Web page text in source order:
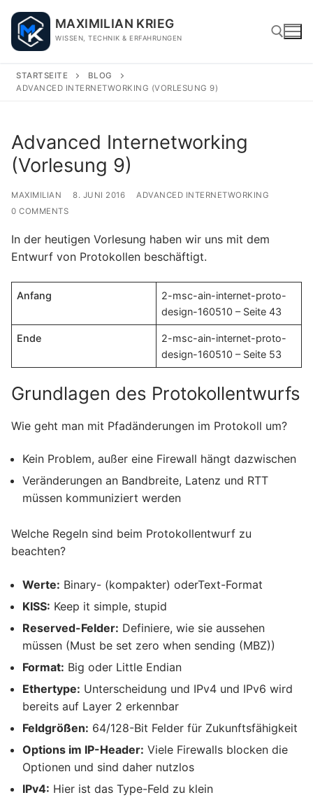
content
MAXIMILIAN KRIEG
WISSEN, TECHNIK & ERFAHRUNGEN
Search for:
STARTSEITE
BLOG
ADVANCED INTERNETWORKING (VORLESUNG 9)
Advanced Internetworking
(Vorlesung 9)
MAXIMILIAN 8. JUNI 2016
ADVANCED INTERNETWORKING
0 COMMENTS
In der heutigen Vorlesung haben wir uns mit dem
Entwurf von Protokollen beschäftigt.
Anfang
2-msc-ain-internet-proto-
design-160510 – Seite 43
Ende
2-msc-ain-internet-proto-
design-160510 – Seite 53
Grundlagen des Protokollentwurfs
Wie geht man mit Pfadänderungen im Protokoll um?
Kein Problem, außer eine Firewall hängt dazwischen
Veränderungen an Bandbreite, Latenz und RTT
müssen kommuniziert werden
Welche Regeln sind beim Protokollentwurf zu
beachten?
Werte: Binary- (kompakter) oderText-Format
KISS: Keep it simple, stupid
Reserved-Felder: Definiere, wie sie aussehen
müssen (Must be set zero when sending (MBZ))
Format: Big oder Little Endian
Ethertype: Unterscheidung und IPv4 und IPv6 wird
bereits auf Layer 2 erkennbar
Feldgrößen: 64/128-Bit Felder für Zukunftsfähigkeit
Options im IP-Header: Viele Firewalls blocken die
Optionen und sind daher nutzlos
IPv4: Hier ist das Type-Feld zu klein